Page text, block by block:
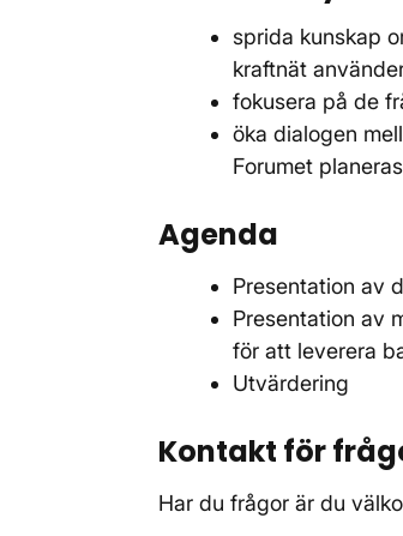
sprida kunskap
kraftnät
fokusera på de
öka dialogen
Forumet
Agenda
Presentation av
Presentation av
för att leverera
Utvärdering
Kontakt för
Har du frågor är du